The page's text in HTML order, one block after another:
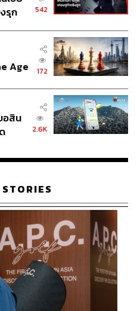
อม ภาวุธ’ ให้ความเห็นว่า
วใจสำคัญของธุรกิจการค้า
บการของบริษัทขนส่งใน
าย ตัวอย่างเช่น ไปรษณีย์ไทย
Express และ Flash
าทเช่นกัน สาเหตุที่ขาดทุน
งขันสูง มีการลดราคาเพื่อ
รุก
542
Age
172
อสิน
2.6K